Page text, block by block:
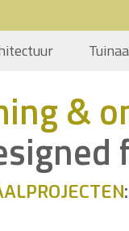
&